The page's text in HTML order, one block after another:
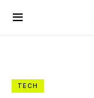
TECH